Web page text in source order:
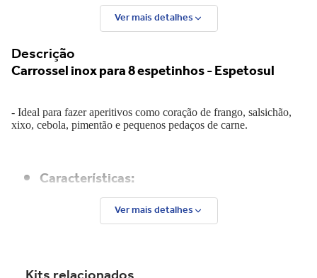
Ver mais detalhes
Descrição
Carrossel inox para 8 espetinhos - Espetosul
- Ideal para fazer aperitivos como coração de frango, salsichão,
xixo, cebola, pimentão e pequenos pedaços de carne.
Características:
kit )
Ver mais detalhes